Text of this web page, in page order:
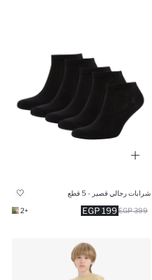
شرابات رجالي قصير - 5 قطع
199 EGP 399 EGP
+2